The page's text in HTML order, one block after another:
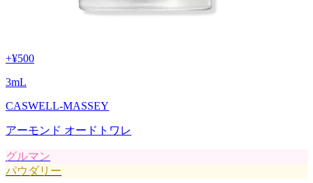
+¥500
3mL
CASWELL-MASSEY
アーモンド オードトワレ
グルマン
パウダリー